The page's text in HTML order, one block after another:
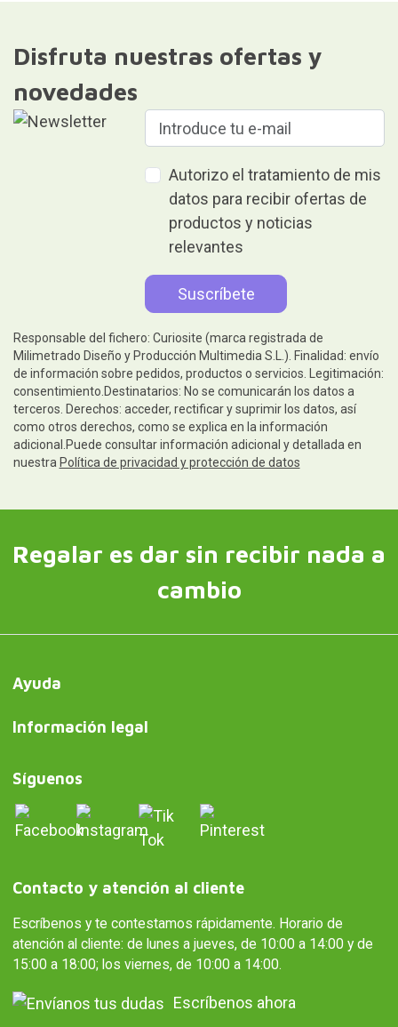
Disfruta nuestras ofertas y
novedades
Autorizo el tratamiento de mis
datos para recibir ofertas de
productos y noticias
relevantes
Responsable del fichero: Curiosite (marca registrada de
Milimetrado Diseño y Producción Multimedia S.L.). Finalidad: envío
de información sobre pedidos, productos o servicios. Legitimación:
consentimiento.Destinatarios: No se comunicarán los datos a
terceros. Derechos: acceder, rectificar y suprimir los datos, así
como otros derechos, como se explica en la información
adicional.Puede consultar información adicional y detallada en
nuestra Política de privacidad y protección de datos
Regalar es dar sin recibir nada a
cambio
Ayuda
Información legal
Síguenos
Contacto y atención al cliente
Escríbenos y te contestamos rápidamente. Horario de
atención al cliente: de lunes a jueves, de 10:00 a 14:00 y de
15:00 a 18:00; los viernes, de 10:00 a 14:00.
Escríbenos ahora